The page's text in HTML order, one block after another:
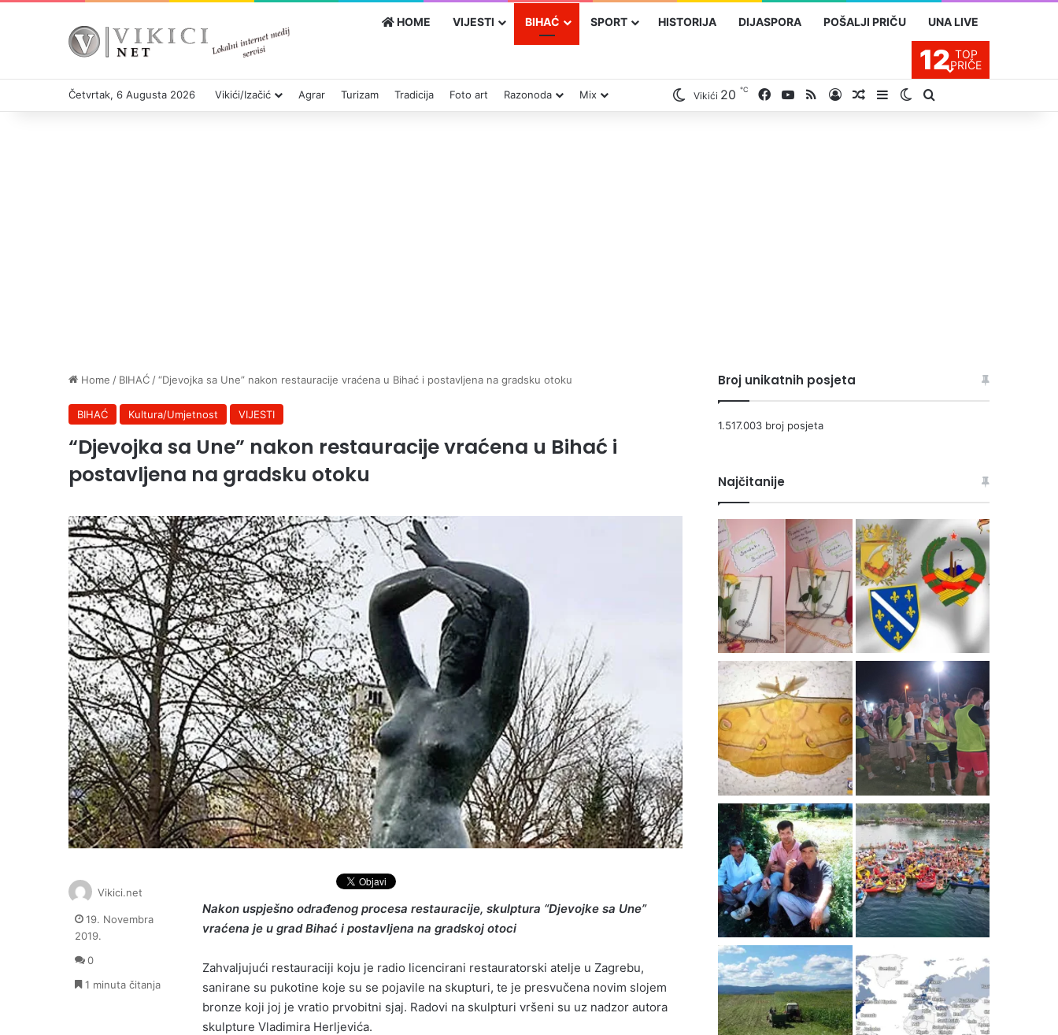
HOME VIJESTI BIHAĆ SPORT HISTORIJA DIJASPORA POŠALJI PRIČU UNA LIVE
12 TOP
PRIČE
Četvrtak, 6 Augusta 2026 Vikići/Izačić Agrar Turizam Tradicija Foto art Razonoda Mix Vikići 20 ℃ Facebook
YouTube
RSSPrijavite se
Slučajan proizvod
SidebarSwitch skin
Home / BIHAĆ /“Djevojka sa Une” nakon restauracije vraćena u Bihać i postavljena na gradsku otoku
BIHAĆ Kultura/Umjetnost VIJESTI
“Djevojka sa Une” nakon restauracije vraćena u Bihać i
postavljena na gradsku otoku
Nakon uspješno odrađenog procesa restauracije, skulptura “Djevojke sa Une”
vraćena je u grad Bihać i postavljena na gradskoj otoci
Zahvaljujući restauraciji koju je radio licencirani restauratorski atelje u Zagrebu,
sanirane su pukotine koje su se pojavile na skupturi, te je presvučena novim slojem
bronze koji joj je vratio prvobitni sjaj. Radovi na skulpturi vršeni su uz nadzor autora
skulpture Vladimira Herljevića.
Vikici.net
19. Novembra
2019.
0
1 minuta čitanja
Broj unikatnih posjeta
1.517.003 broj posjeta
Najčitanije